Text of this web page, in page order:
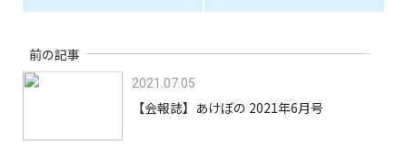
前の記事
2021.07.05
【会報誌】あけぼの 2021年6月号